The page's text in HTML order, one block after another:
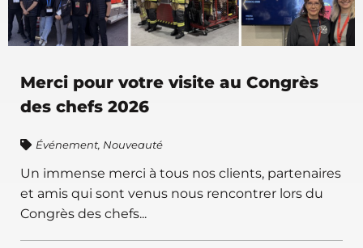
Merci pour votre visite au Congrès
des chefs 2026
Événement, Nouveauté
Un immense merci à tous nos clients, partenaires
et amis qui sont venus nous rencontrer lors du
Congrès des chefs...